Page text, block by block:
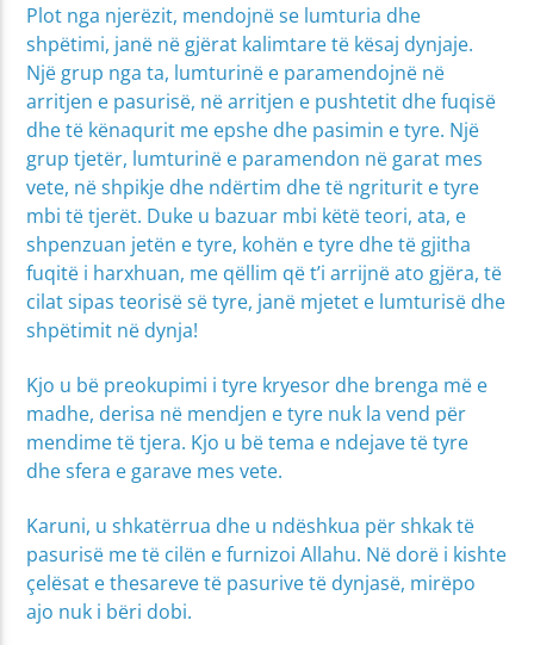
Plot nga njerëzit, mendojnë se lumturia dhe
shpëtimi, janë në gjërat kalimtare të kësaj dynjaje.
Një grup nga ta, lumturinë e paramendojnë në
arritjen e pasurisë, në arritjen e pushtetit dhe fuqisë
dhe të kënaqurit me epshe dhe pasimin e tyre. Një
grup tjetër, lumturinë e paramendon në garat mes
vete, në shpikje dhe ndërtim dhe të ngriturit e tyre
mbi të tjerët. Duke u bazuar mbi këtë teori, ata, e
shpenzuan jetën e tyre, kohën e tyre dhe të gjitha
fuqitë i harxhuan, me qëllim që t’i arrijnë ato gjëra, të
cilat sipas teorisë së tyre, janë mjetet e lumturisë dhe
shpëtimit në dynja!
Kjo u bë preokupimi i tyre kryesor dhe brenga më e
madhe, derisa në mendjen e tyre nuk la vend për
mendime të tjera. Kjo u bë tema e ndejave të tyre
dhe sfera e garave mes vete.
Karuni, u shkatërrua dhe u ndëshkua për shkak të
pasurisë me të cilën e furnizoi Allahu. Në dorë i kishte
çelësat e thesareve të pasurive të dynjasë, mirëpo
ajo nuk i bëri dobi.